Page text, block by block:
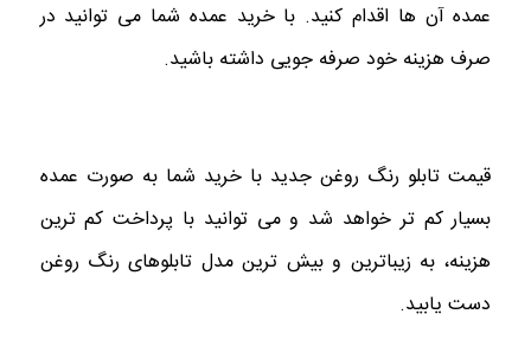
عمده آن ها اقدام کنید. با خرید عمده شما می توانید در
صرف هزینه خود صرفه جویی داشته باشید.
قیمت تابلو رنگ روغن جدید با خرید شما به صورت عمده
بسیار کم تر خواهد شد و می توانید با پرداخت کم ترین
هزینه، به زیباترین و بیش ترین مدل تابلوهای رنگ روغن
دست یابید.